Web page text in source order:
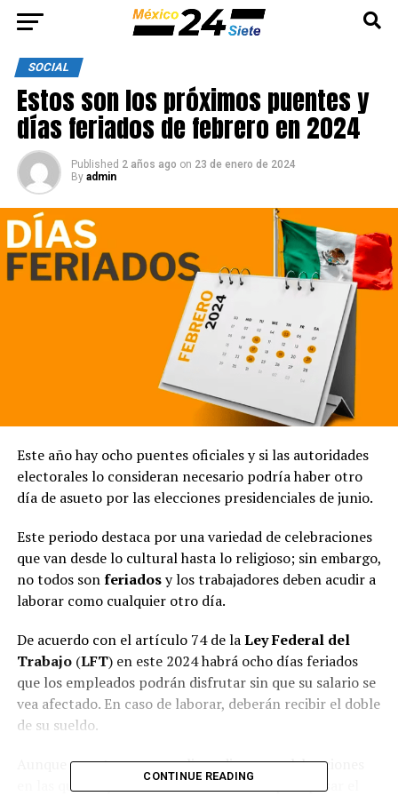
SOCIAL
Estos son los próximos puentes y
días feriados de febrero en 2024
Published 2 años ago on 23 de enero de 2024
By admin
Este año hay ocho puentes oficiales y si las autoridades
electorales lo consideran necesario podría haber otro
día de asueto por las elecciones presidenciales de junio.
Este periodo destaca por una variedad de celebraciones
que van desde lo cultural hasta lo religioso; sin embargo,
no todos sonferiadosy los trabajadores deben acudir a
laborar como cualquier otro día.
De acuerdo con el artículo 74 de laLey Federal del
Trabajo(LFT) en este 2024 habrá ocho días feriados
que los empleados podrán disfrutar sin que su salario se
vea afectado. En caso de laborar, deberán recibir el doble
de su sueldo.
Aunque en este mes se realizan diversas celebraciones
en las que los y las mexicanas se reúnen para pasar el
CONTINUE READING